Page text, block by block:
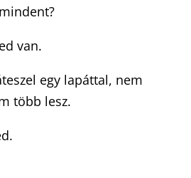
van.
egy lapáttal, nem
több lesz.